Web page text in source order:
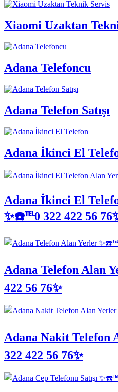
Xiaomi Uzaktan
Adana Telefoncu
Adana Telefon Satışı
Adana İkinci El
Adana İkinci El
✨☎️℡0 322 422 56
Adana Telefon Alan
422 56 76✨
Adana Nakit Telefon
322 422 56 76✨